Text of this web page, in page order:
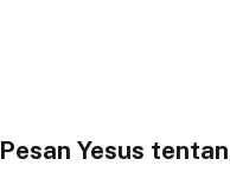
Pesan Yesus